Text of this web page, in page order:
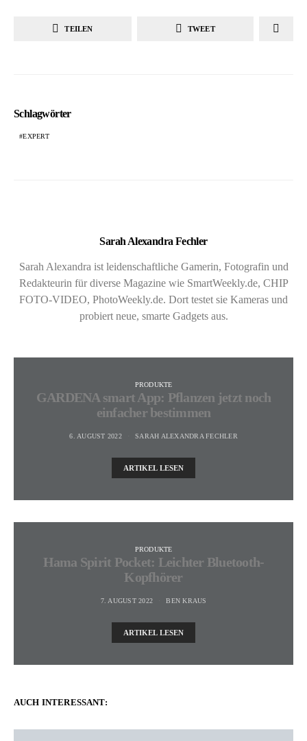
TEILEN TWEET
Schlagwörter
EXPERT
Sarah Alexandra Fechler
Sarah Alexandra ist leidenschaftliche Gamerin, Fotografin und
Redakteurin für diverse Magazine wie SmartWeekly.de, CHIP
FOTO-VIDEO, PhotoWeekly.de. Dort testet sie Kameras und
probiert neue, smarte Gadgets aus.
PRODUKTE
GARDENA smart App: Pflanzen jetzt noch
einfacher bestimmen
6. AUGUST 2022 SARAH ALEXANDRA FECHLER
ARTIKEL LESEN
PRODUKTE
Hama Spirit Pocket: Leichter Bluetooth-
Kopfhörer
7. AUGUST 2022 BEN KRAUS
ARTIKEL LESEN
AUCH INTERESSANT: